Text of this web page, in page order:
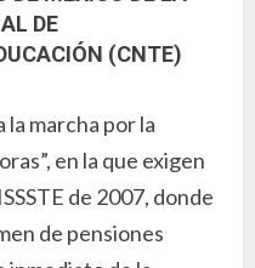
DE
(CNTE)
la marcha por la
en la que exigen
de 2007, donde
de pensiones